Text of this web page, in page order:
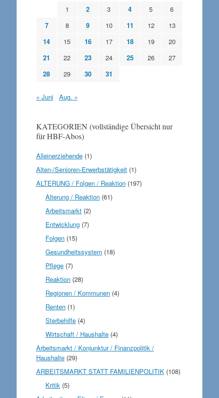
1
2 3 4 5
6
7
8 9 10 11 12
13
14
15 16 17 18 19
20
21
22 23 24 25 26
27
28
29 30 31
« Juni Aug. »
KATEGORIEN (vollständige Übersicht nur
für HBF-Abos)
Alleinerziehende(1)
Alten-/Senioren-Erwerbstätigkeit(1)
ALTERUNG / Folgen / Reaktion(197)
Alterung / Reaktion (61)
Arbeitsmarkt (2)
Entwicklung (7)
Folgen (15)
Gesundheitssystem (18)
Pflege (7)
Reaktion (28)
Regionen / Kommunen (4)
Renten (1)
Sterbehilfe (4)
Wirtschaft / Haushalte (4)
Arbeitsmarkt / Konjunktur / Finanzpolitik /
Haushalte(29)
ARBEITSMARKT STATT FAMILIENPOLITIK(108)
Kritik (5)